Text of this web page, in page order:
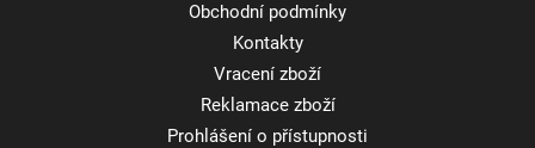
Obchodní podmínky
Kontakty
Vracení zboží
Reklamace zboží
Prohlášení o přístupnosti